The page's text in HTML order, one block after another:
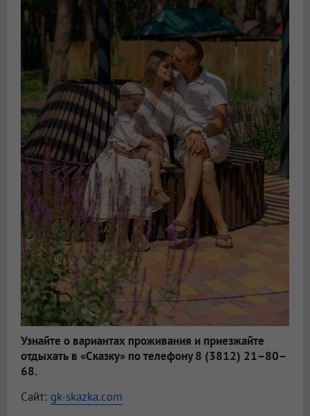
Узнайте о вариантах проживания и приезжайте
отдыхать в «Сказку» по телефону 8 (3812) 21–80–
68.
Сайт: gk-skazka.com